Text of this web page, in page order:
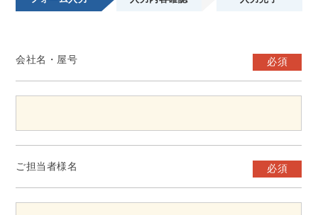
会社名・屋号 必須
ご担当者様名 必須